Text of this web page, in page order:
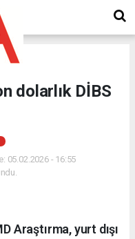
dolarlık DİBS
05.02.2026 - 16:55
Araştırma, yurt dışı